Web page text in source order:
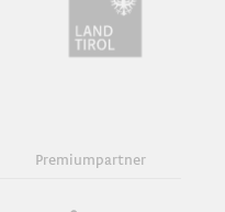
Premiumpartner